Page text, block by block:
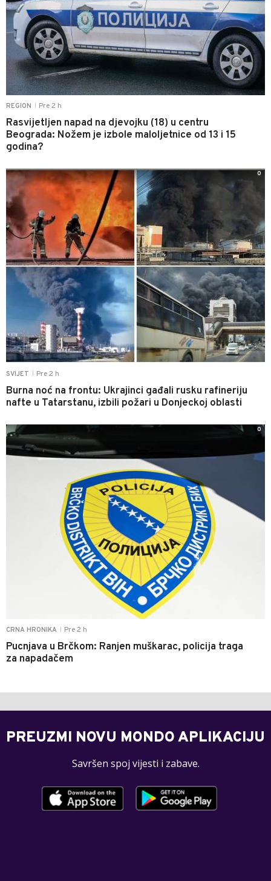
REGION Pre 2 h
Rasvijetljen napad na djevojku (18) u centru
Beograda: Nožem je izbole maloljetnice od 13 i 15
godina?
SVIJET Pre 2 h
Burna noć na frontu: Ukrajinci gađali rusku rafineriju
nafte u Tatarstanu, izbili požari u Donjeckoj oblasti
0
CRNA HRONIKA Pre 2 h
Pucnjava u Brčkom: Ranjen muškarac, policija traga
za napadačem
0
PREUZMI NOVU MONDO APLIKACIJU
Savršen spoj vijesti i zabave.